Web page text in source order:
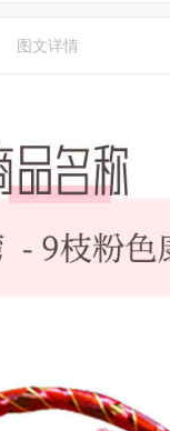
图文详情